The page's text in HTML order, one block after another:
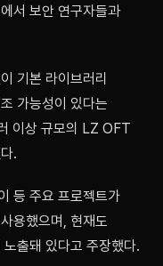
서 보안 연구자들과
기본 라이브러리
가능성이 있다는
이상 규모의 LZ OFT
.
등 주요 프로젝트가
용했으며, 현재도
출돼 있다고 주장했다.